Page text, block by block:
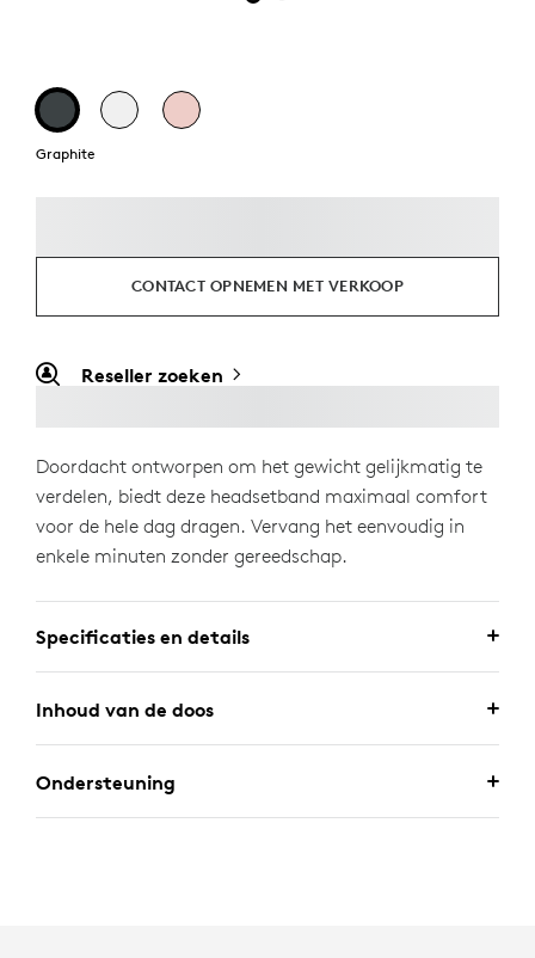
Graphite
CONTACT OPNEMEN MET VERKOOP
Reseller zoeken
Doordacht ontworpen om het gewicht gelijkmatig te
verdelen, biedt deze headsetband maximaal comfort
voor de hele dag dragen. Vervang het eenvoudig in
enkele minuten zonder gereedschap.
Specificaties en details
Inhoud van de doos
Ondersteuning